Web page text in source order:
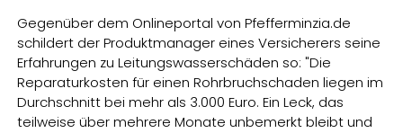
Gegenüber dem Onlineportal von Pfefferminzia.de
schildert der Produktmanager eines Versicherers seine
Erfahrungen zu Leitungswasserschäden so: "Die
Reparaturkosten für einen Rohrbruchschaden liegen im
Durchschnitt bei mehr als 3.000 Euro. Ein Leck, das
teilweise über mehrere Monate unbemerkt bleibt und